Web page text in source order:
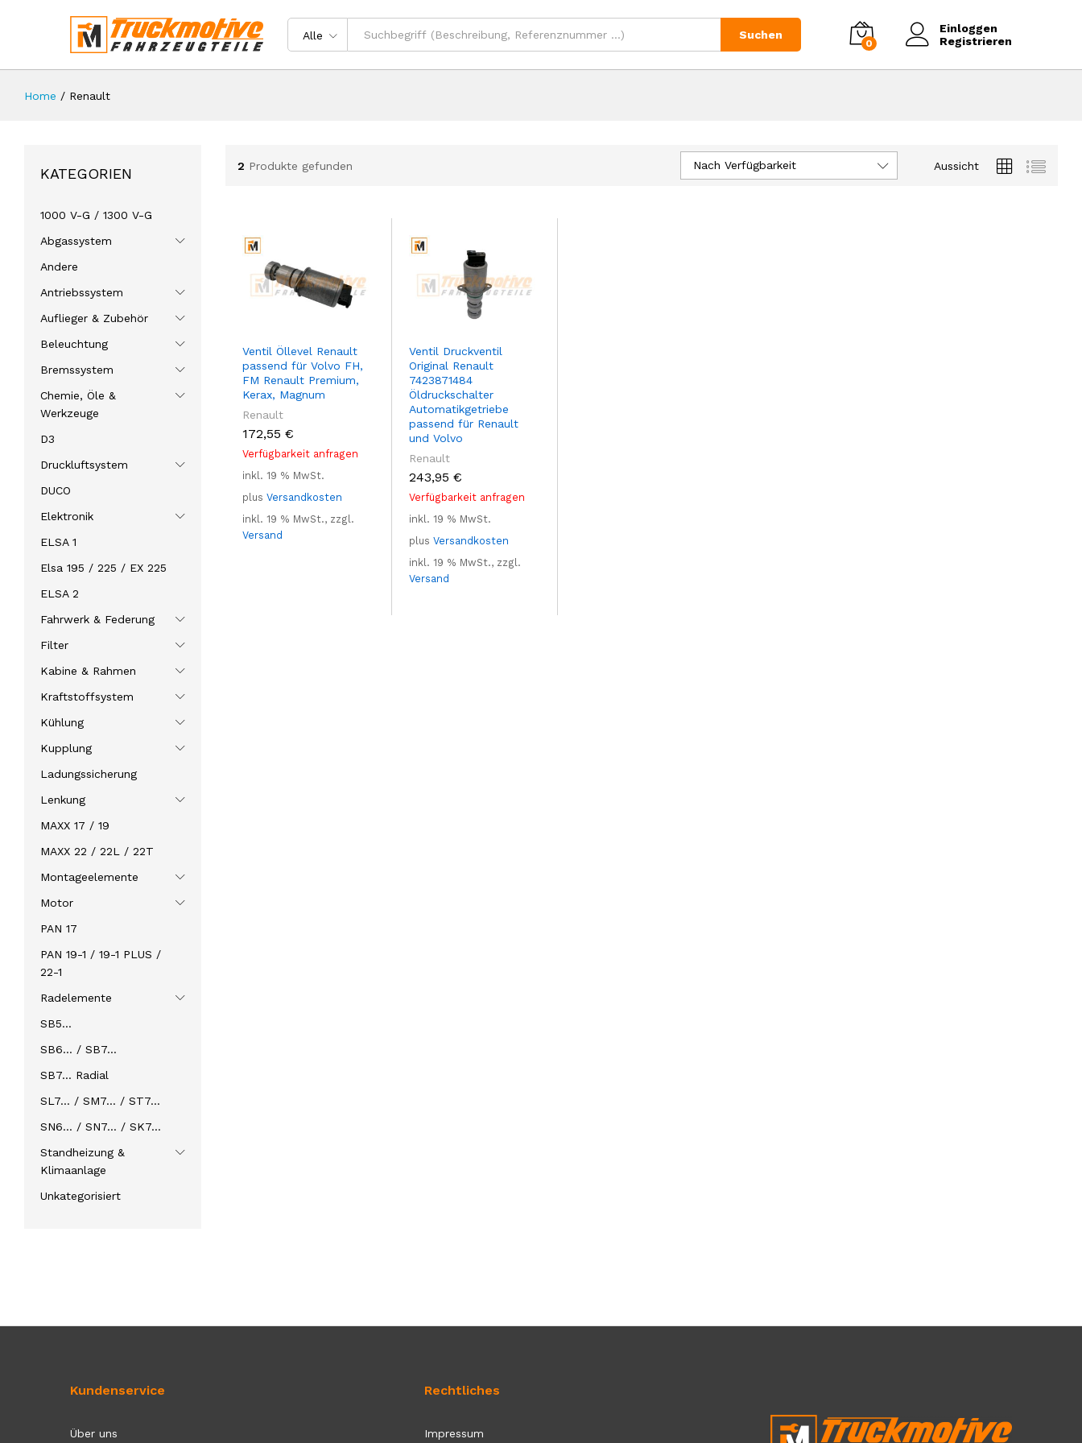
Alle Suchen
0
Einloggen
Registrieren
Home / Renault
2 Produkte gefunden Aussicht
Nach Verfügbarkeit
Ventil Öllevel Renault
passend für Volvo FH,
FM Renault Premium,
Kerax, Magnum
Renault
172,55 €
Verfügbarkeit anfragen
inkl. 19 % MwSt.
plus Versandkosten
inkl. 19 % MwSt., zzgl.
Versand
Ventil Druckventil
Original Renault
7423871484
Öldruckschalter
Automatikgetriebe
passend für Renault
und Volvo
Renault
243,95 €
Verfügbarkeit anfragen
inkl. 19 % MwSt.
plus Versandkosten
inkl. 19 % MwSt., zzgl.
Versand
KATEGORIEN
1000 V-G / 1300 V-G
Abgassystem
Andere
Antriebssystem
Auflieger & Zubehör
Beleuchtung
Bremssystem
Chemie, Öle &
Werkzeuge
D3
Druckluftsystem
DUCO
Elektronik
ELSA 1
Elsa 195 / 225 / EX 225
ELSA 2
Fahrwerk & Federung
Filter
Kabine & Rahmen
Kraftstoffsystem
Kühlung
Kupplung
Ladungssicherung
Lenkung
MAXX 17 / 19
MAXX 22 / 22L / 22T
Montageelemente
Motor
PAN 17
PAN 19-1 / 19-1 PLUS /
22-1
Radelemente
SB5…
SB6… / SB7…
SB7… Radial
SL7… / SM7… / ST7…
SN6… / SN7… / SK7…
Standheizung &
Klimaanlage
Unkategorisiert
Kundenservice
Über uns
Rechtliches
Impressum